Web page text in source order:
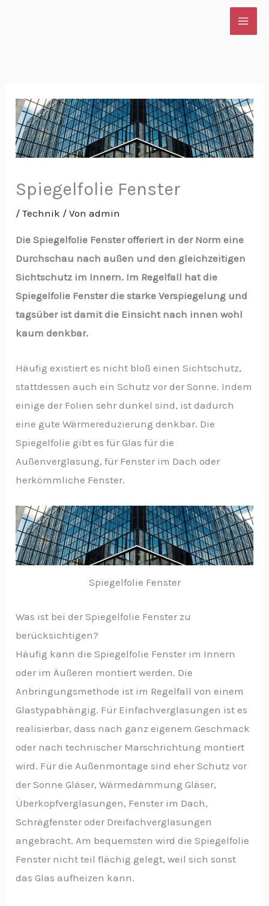
Spiegelfolie Fenster
/Technik / Vonadmin
Die Spiegelfolie Fenster offeriert in der Norm eine
Durchschau nach außen und den gleichzeitigen
Sichtschutz im Innern. Im Regelfall hat die
Spiegelfolie Fenster die starke Verspiegelung und
tagsüber ist damit die Einsicht nach innen wohl
kaum denkbar.
Häufig existiert es nicht bloß einen Sichtschutz,
stattdessen auch ein Schutz vor der Sonne. Indem
einige der Folien sehr dunkel sind, ist dadurch
eine gute Wärmereduzierung denkbar. Die
Spiegelfolie gibt es für Glas für die
Außenverglasung, für Fenster im Dach oder
herkömmliche Fenster.
Spiegelfolie Fenster
Was ist bei der Spiegelfolie Fenster zu
berücksichtigen?
Häufig kann die Spiegelfolie Fenster im Innern
oder im Äußeren montiert werden. Die
Anbringungsmethode ist im Regelfall von einem
Glastypabhängig. Für Einfachverglasungen ist es
realisierbar, dass nach ganz eigenem Geschmack
oder nach technischer Marschrichtung montiert
wird. Für die Außenmontage sind eher Schutz vor
der Sonne Gläser, Wärmedämmung Gläser,
Überkopfverglasungen, Fenster im Dach,
Schrägfenster oder Dreifachverglasungen
angebracht. Am bequemsten wird die Spiegelfolie
Fenster nicht teil flächig gelegt, weil sich sonst
das Glas aufheizen kann.